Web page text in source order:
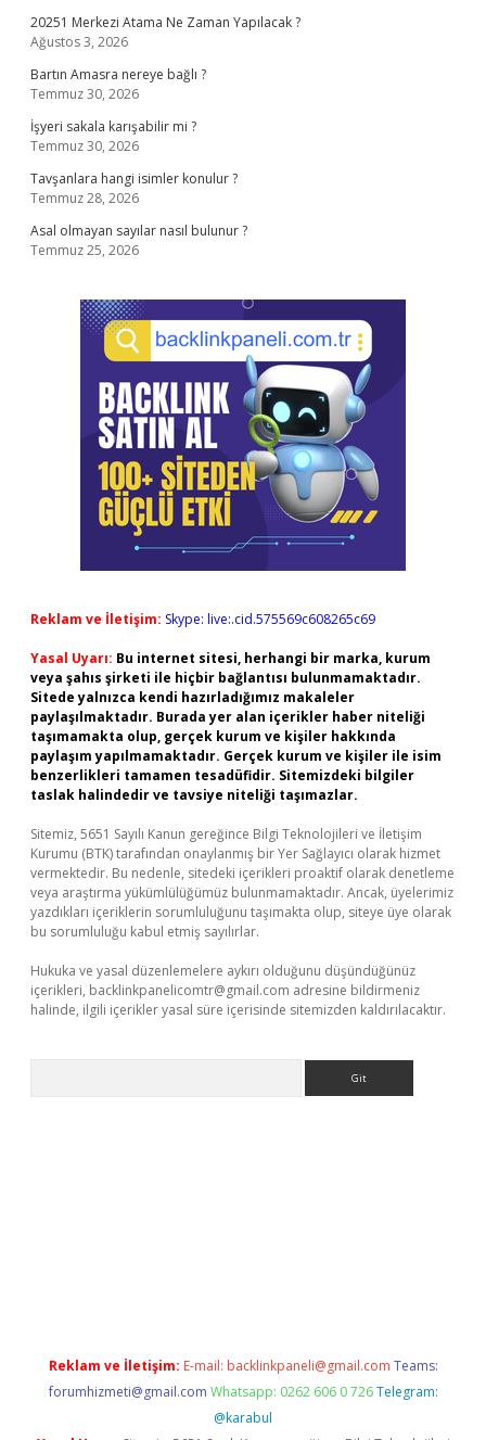
20251 Merkezi Atama Ne Zaman Yapılacak ?
Ağustos 3, 2026
Bartın Amasra nereye bağlı ?
Temmuz 30, 2026
İşyeri sakala karışabilir mi ?
Temmuz 30, 2026
Tavşanlara hangi isimler konulur ?
Temmuz 28, 2026
Asal olmayan sayılar nasıl bulunur ?
Temmuz 25, 2026
Reklam ve İletişim: Skype: live:.cid.575569c608265c69
Yasal Uyarı: Bu internet sitesi, herhangi bir marka, kurum
veya şahıs şirketi ile hiçbir bağlantısı bulunmamaktadır.
Sitede yalnızca kendi hazırladığımız makaleler
paylaşılmaktadır. Burada yer alan içerikler haber niteliği
taşımamakta olup, gerçek kurum ve kişiler hakkında
paylaşım yapılmamaktadır. Gerçek kurum ve kişiler ile isim
benzerlikleri tamamen tesadüfidir. Sitemizdeki bilgiler
taslak halindedir ve tavsiye niteliği taşımazlar.
Sitemiz, 5651 Sayılı Kanun gereğince Bilgi Teknolojileri ve İletişim
Kurumu (BTK) tarafından onaylanmış bir Yer Sağlayıcı olarak hizmet
vermektedir. Bu nedenle, sitedeki içerikleri proaktif olarak denetleme
veya araştırma yükümlülüğümüz bulunmamaktadır. Ancak, üyelerimiz
yazdıkları içeriklerin sorumluluğunu taşımakta olup, siteye üye olarak
bu sorumluluğu kabul etmiş sayılırlar.
Hukuka ve yasal düzenlemelere aykırı olduğunu düşündüğünüz
içerikleri, backlinkpanelicomtr@gmail.com adresine bildirmeniz
halinde, ilgili içerikler yasal süre içerisinde sitemizden kaldırılacaktır.
Reklam ve İletişim: E-mail: backlinkpaneli@gmail.com Teams:
forumhizmeti@gmail.com Whatsapp: 0262 606 0 726 Telegram:
@karabul